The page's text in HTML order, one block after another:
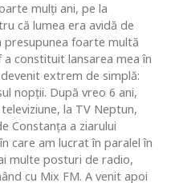
mulţi ani, pe la
că lumea era avidă de
foarte multă
a constituit lansarea mea în
extrem de simplă:
nopţii. După vreo 6 ani,
la TV Neptun,
Constanţa a ziarului
care am lucrat în paralel în
multe posturi de radio,
cu Mix FM. A venit apoi